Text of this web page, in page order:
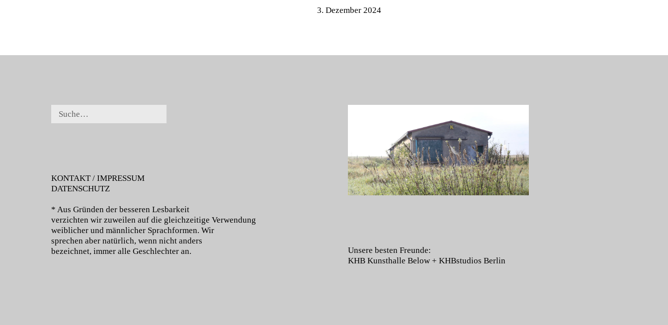
3. Dezember 2024
KONTAKT / IMPRESSUM
DATENSCHUTZ
* Aus Gründen der besseren Lesbarkeit
verzichten wir zuweilen auf die gleichzeitige Verwendung
weiblicher und männlicher Sprachformen. Wir
sprechen aber natürlich, wenn nicht anders
bezeichnet, immer alle Geschlechter an.
Unsere besten Freunde:
KHB Kunsthalle Below +KHBstudios Berlin